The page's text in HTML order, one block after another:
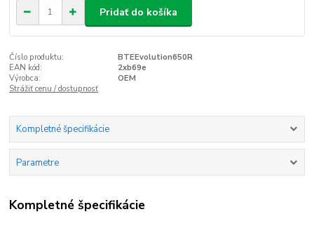
Pridať do košíka
Číslo produktu:
BTEEvolution650R
EAN kód:
2xb69e
Výrobca:
OEM
Strážiť cenu / dostupnosť
Kompletné špecifikácie
Parametre
Kompletné špecifikácie